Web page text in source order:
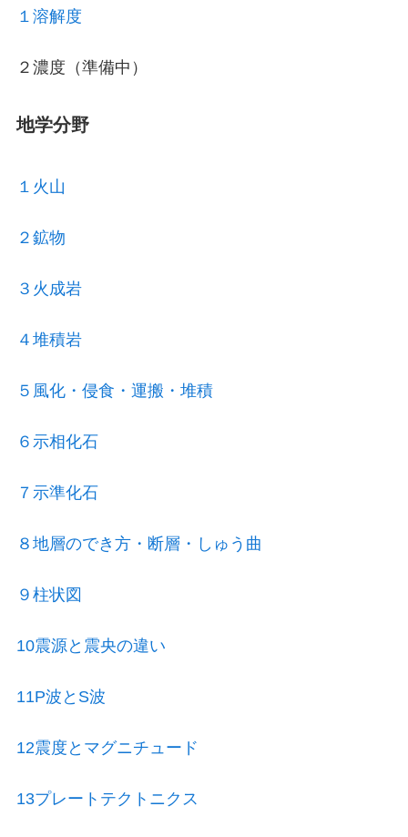
１溶解度
２濃度（準備中）
地学分野
１火山
２鉱物
３火成岩
４堆積岩
５風化・侵食・運搬・堆積
６示相化石
７示準化石
８地層のでき方・断層・しゅう曲
９柱状図
10震源と震央の違い
11P波とS波
12震度とマグニチュード
13プレートテクトニクス